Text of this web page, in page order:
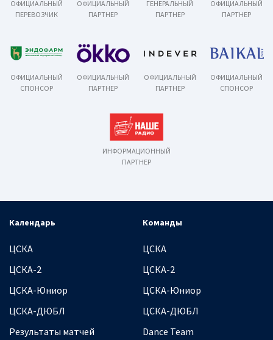
ОФИЦИАЛЬНЫЙ
ПЕРЕВОЗЧИК
ОФИЦИАЛЬНЫЙ
ПАРТНЕР
ГЕНЕРАЛЬНЫЙ
ПАРТНЕР
ОФИЦИАЛЬНЫЙ
ПАРТНЕР
ОФИЦИАЛЬНЫЙ
СПОНСОР
ОФИЦИАЛЬНЫЙ
ПАРТНЕР
ОФИЦИАЛЬНЫЙ
ПАРТНЕР
ОФИЦИАЛЬНЫЙ
СПОНСОР
ИНФОРМАЦИОННЫЙ
ПАРТНЕР
Календарь
ЦСКА
ЦСКА-2
ЦСКА-Юниор
ЦСКА-ДЮБЛ
Результаты матчей
Команды
ЦСКА
ЦСКА-2
ЦСКА-Юниор
ЦСКА-ДЮБЛ
Dance Team